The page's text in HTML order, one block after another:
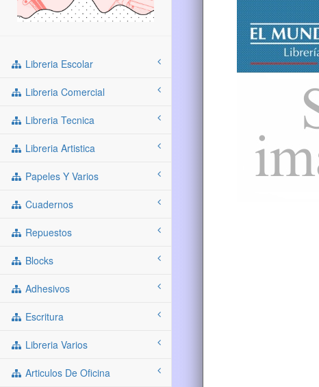
Libreria Escolar
Libreria Comercial
Libreria Tecnica
Libreria Artistica
Papeles Y Varios
Cuadernos
Repuestos
Blocks
Adhesivos
Escritura
Libreria Varios
Articulos De Oficina